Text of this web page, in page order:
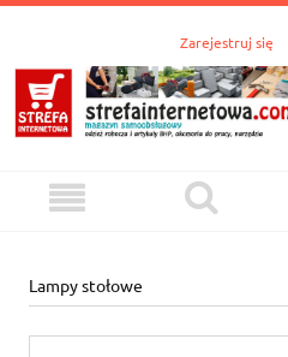
Zarejestruj się
Lampy stołowe